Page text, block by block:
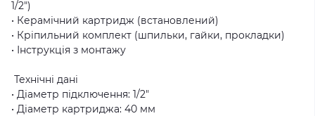
1/2")
• Керамічний картридж (встановлений)
• Кріпильний комплект (шпильки, гайки, прокладки)
• Інструкція з монтажу
Технічні дані
• Діаметр підключення: 1/2"
• Діаметр картриджа: 40 мм